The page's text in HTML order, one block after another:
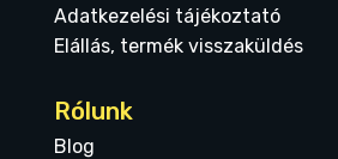
Adatkezelési tájékoztató
Elállás, termék visszaküldés
Rólunk
Blog